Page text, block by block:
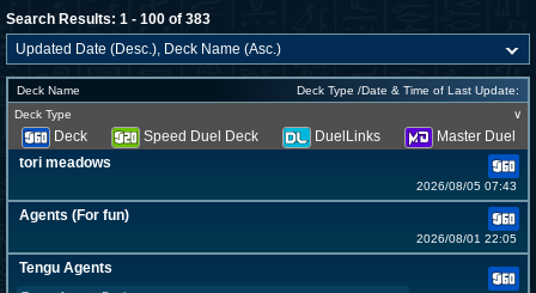
Search Results: 1 - 100 of 383
Deck Name
Deck Type /Date & Time of Last Update:
Deck Type
∨
Deck Speed Duel Deck DuelLinks
Master Duel
tori meadows
2026/08/05 07:43
Agents (For fun)
2026/08/01 22:05
Tengu Agents